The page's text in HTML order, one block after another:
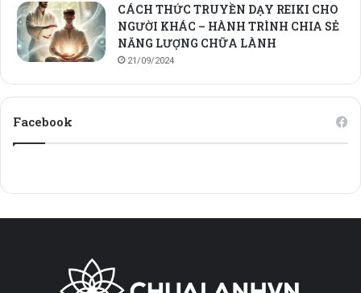
CÁCH THỨC TRUYỀN DẠY REIKI CHO
NGƯỜI KHÁC – HÀNH TRÌNH CHIA SẺ
NĂNG LƯỢNG CHỮA LÀNH
21/09/2024
Facebook